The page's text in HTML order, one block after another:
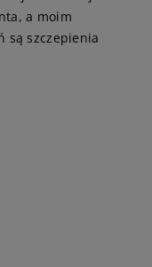
a moim
są szczepienia